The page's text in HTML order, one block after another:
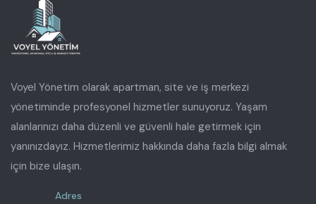
Voyel Yönetim olarak apartman, site ve iş merkezi
yönetiminde profesyonel hizmetler sunuyoruz. Yaşam
alanlarınızı daha düzenli ve güvenli hale getirmek için
yanınızdayız. Hizmetlerimiz hakkında daha fazla bilgi almak
için bize ulaşın.
Adres